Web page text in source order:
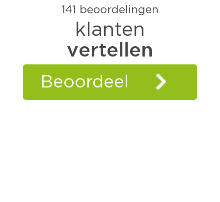
141 beoordelingen
klanten
vertellen
Beoordeel